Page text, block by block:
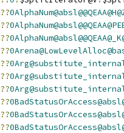
??
??
??
??
??
??
??
??
??
??